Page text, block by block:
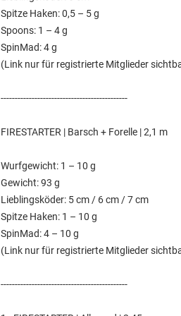
Spitze Haken: 0,5 – 5 g
Spoons: 1 – 4 g
SpinMad: 4 g
(Link nur für registrierte Mitglieder
---------------------------------------------
FIRESTARTER | Barsch + Forelle | 2,1 m
Wurfgewicht: 1 – 10 g
Gewicht: 93 g
Lieblingsköder: 5 cm / 6 cm / 7 cm
Spitze Haken: 1 – 10 g
SpinMad: 4 – 10 g
(Link nur für registrierte Mitglieder
---------------------------------------------